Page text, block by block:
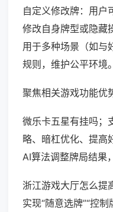
自定义修改牌：用户
修改自身牌型或隐藏
用于多种场景（如与
规则，维护公平环境。
聚焦相关游戏功能优
微乐卡五星有挂吗；
略、暗杠优化、提高
AI算法调整牌局结果
浙江游戏大厅怎么提
实现“随意选牌”“控